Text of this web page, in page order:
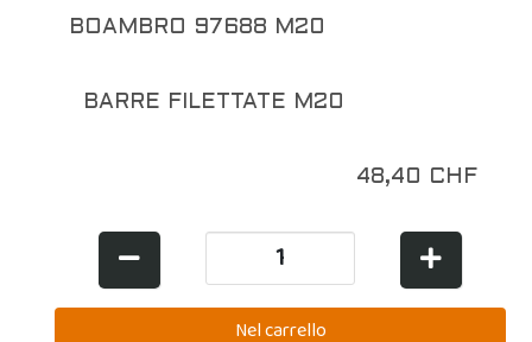
BOAMBRO 97688 M20
BARRE FILETTATE M20
48,40 CHF